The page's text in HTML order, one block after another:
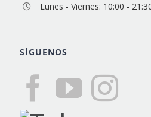
Lunes - Viernes: 10:00 -
SÍGUENOS